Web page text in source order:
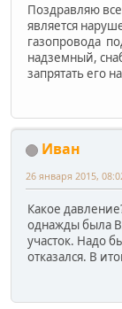
Поздравляю
является
газопровода
надземный,
запрятать его
Иван
26 января 2015,
Какое
однажды была
участок. Надо
отказался. В